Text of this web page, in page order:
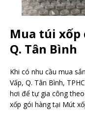
Mua túi xốp
Q. Tân Bình
Khi có nhu cầu mua
Vấp, Q. Tân Bình,
hơi để tự gia công
xốp gói hàng tại Mút